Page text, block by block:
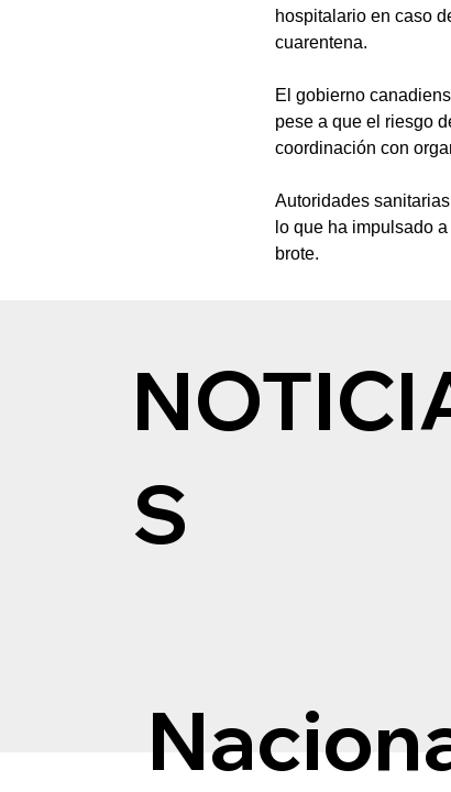
hospitalario en caso
cuarentena.
El gobierno
pese a que el riesgo
coordinación con
Autoridades
lo que ha impulsado
brote.
S